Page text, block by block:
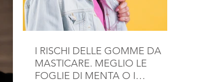
I RISCHI DELLE GOMME DA
MASTICARE. MEGLIO LE
FOGLIE DI MENTA O I